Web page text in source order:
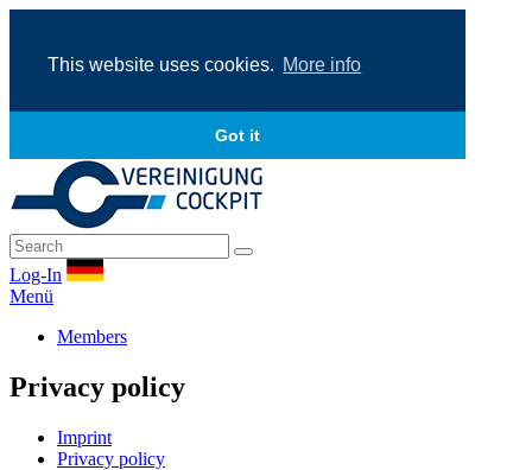
This website uses cookies. More info
Got it
Log-In
Menü
Members
Privacy policy
Imprint
Privacy policy